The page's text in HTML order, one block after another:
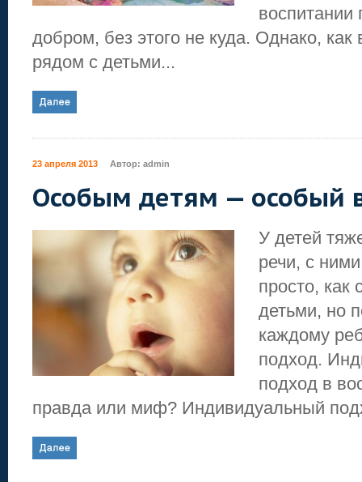
воспитании
добром, без этого не куда. Однако,
рядом с детьми...
23 апреля 2013 Автор: admin
Особым детям — особый
У детей
речи, с
просто,
детьми, но
каждому
подход.
подход в
правда или миф? Индивидуальный